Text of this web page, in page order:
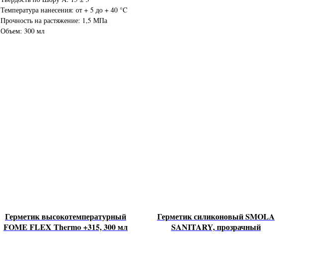
Температура нанесения: от + 5 до + 40 °C
Прочность на растяжение: 1,5 МПа
Объем: 300 мл
Герметик высокотемпературный
FOME FLEX Thermo +315, 300 мл
Герметик силиконовый SMOLA
SANITARY, прозрачный